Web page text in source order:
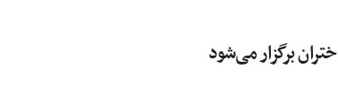
برگزار می‌شود